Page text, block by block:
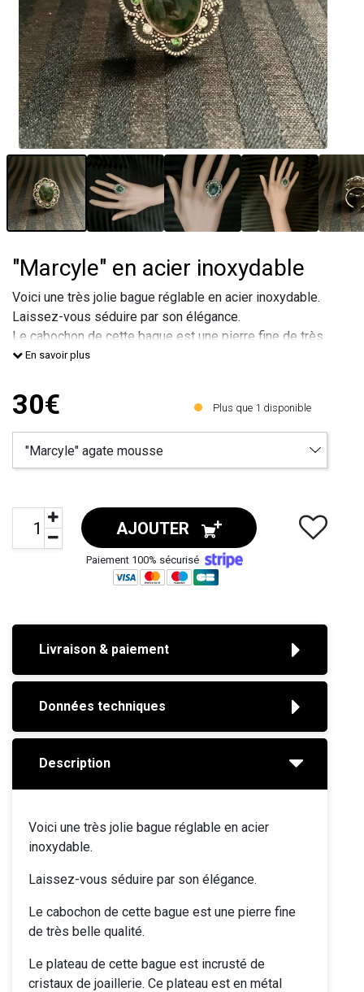
"Marcyle" en acier inoxydable
Voici une très jolie bague réglable en acier inoxydable.
Laissez-vous séduire par son élégance.
Le cabochon de cette bague est une pierre fine de très
belle qualité.
joaillerie. Ce plateau est en métal sans nickel, sans
plomb et sans cadmium et recouvert de vernis
hypoallergénique..
Taille de la
En savoir plus
30€ Plus que 1 disponible
AJOUTER
Paiement 100% sécurisé
Livraison & paiement
Données techniques
Description
Voici une très jolie bague réglable en acier
inoxydable.
Laissez-vous séduire par son élégance.
Le cabochon de cette bague est une pierre fine
de très belle qualité.
Le plateau de cette bague est incrusté de
cristaux de joaillerie. Ce plateau est en métal